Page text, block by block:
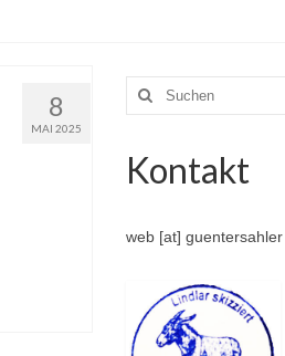
8
MAI 2025
Suche
nach:
Kontakt
web [at]